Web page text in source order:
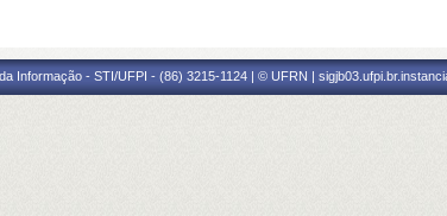
Informação - STI/UFPI - (86) 3215-1124 | © UFRN |